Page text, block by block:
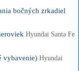
bočných zrkadiel
Hyundai Santa Fe
vybavenie) Hyundai